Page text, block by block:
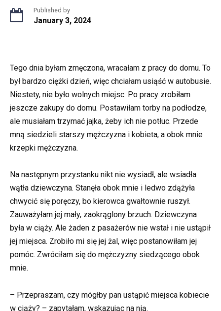
Published by
January 3, 2024
Tego dnia byłam zmęczona, wracałam z pracy do domu. To
był bardzo ciężki dzień, więc chciałam usiąść w autobusie.
Niestety, nie było wolnych miejsc. Po pracy zrobiłam
jeszcze zakupy do domu. Postawiłam torby na podłodze,
ale musiałam trzymać jajka, żeby ich nie potłuc. Przede
mną siedzieli starszy mężczyzna i kobieta, a obok mnie
krzepki mężczyzna.
Na następnym przystanku nikt nie wysiadł, ale wsiadła
wątła dziewczyna. Stanęła obok mnie i ledwo zdążyła
chwycić się poręczy, bo kierowca gwałtownie ruszył.
Zauważyłam jej mały, zaokrąglony brzuch. Dziewczyna
była w ciąży. Ale żaden z pasażerów nie wstał i nie ustąpił
jej miejsca. Zrobiło mi się jej żal, więc postanowiłam jej
pomóc. Zwróciłam się do mężczyzny siedzącego obok
mnie.
– Przepraszam, czy mógłby pan ustąpić miejsca kobiecie
w ciąży? – zapytałam, wskazując na nią.